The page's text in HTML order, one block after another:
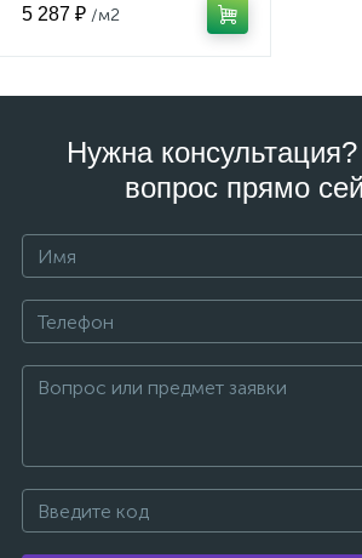
5 287 ₽ /м2
Нужна
вопрос прямо